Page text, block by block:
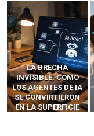
LA BRECHA
INVISIBLE: CÓMO
LOS AGENTES DE IA
SE CONVIRTIERON
EN LA SUPERFICIE